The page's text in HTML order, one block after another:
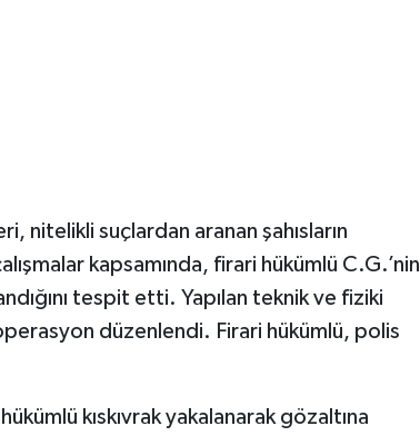
nitelikli suçlardan aranan şahısların
kapsamında, firari hükümlü C.G.’nin
tespit etti. Yapılan teknik ve fiziki
düzenlendi. Firari hükümlü, polis
kıskıvrak yakalanarak gözaltına